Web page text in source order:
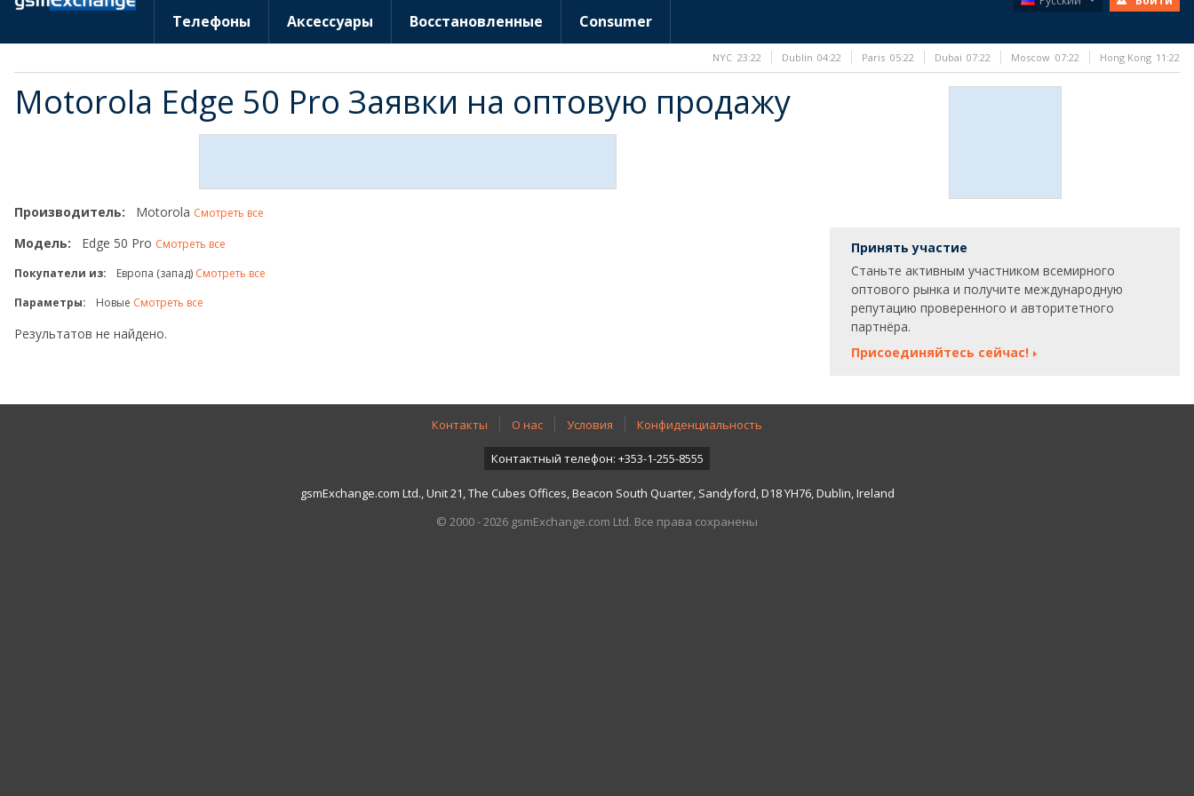
Телефоны Аксессуары Восстановленные Consumer
Motorola Edge 50 Pro Заявки на оптовую продажу
Производитель: Motorola Смотреть все
Модель: Edge 50 Pro Смотреть все
Покупатели из:
Европа (запад) Смотреть все
Параметры:
Новые Смотреть все
Результатов не найдено.
Принять участие
Станьте активным участником всемирного
оптового рынка и получите международную
репутацию проверенного и авторитетного
партнёра.
Присоединяйтесь сейчас!
Контакты О нас Условия Конфиденциальность
Контактный телефон: +353-1-255-8555
gsmExchange.com Ltd., Unit 21, The Cubes Offices, Beacon South Quarter, Sandyford, D18 YH76, Dublin, Ireland
© 2000 - 2026 gsmExchange.com Ltd. Все права сохранены
NYC 23:22 Dublin 04:22 Paris 05:22 Dubai 07:22 Moscow 07:22 Hong Kong 11:22